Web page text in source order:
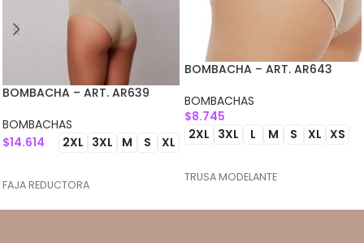
BOMBACHA – ART. AR639
BOMBACHAS
$14.614 2XL 3XL M S XL
FAJA REDUCTORA
BOMBACHA – ART. AR643
BOMBACHAS
$8.745
2XL 3XL L M S XL XS
TRUSA MODELANTE